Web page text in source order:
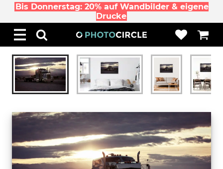
Bis Donnerstag: 20% auf Wandbilder & eigene
Drucke